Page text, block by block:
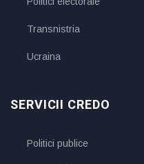
Transnistria
Ucraina
SERVICII CREDO
Politici publice